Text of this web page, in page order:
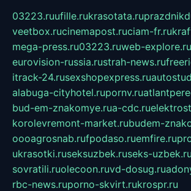
03223.ruufille.rukrasotata.ru
veetbox.rucinemapost.ruciam-fr.ru
mega-press.ru03223.ruweb-explore.ru
eurovision-russia.rustrah-news.ru
itrack-24.rusexshopexpress.ru
alabuga-cityhotel.rupornv.ru
bud-em-znakomye.rua-cdc.ru
korolevremont-market.rubudem-
oooagrosnab.rufpodaso.ruemfire.ru
ukrasotki.ruseksuzbek.ruseks-uzbek.ru
sovratili.ruolecoon.ruvd-dosug.ru
rbc-news.ruporno-skvirt.rukrospr.ru